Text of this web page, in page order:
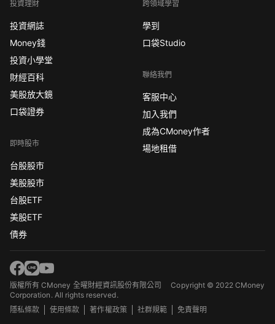
投資理財
投資網誌
Money錢
投資小學堂
財經百科
美股放大鏡
口袋證券
即時股市
台股股市
美股股市
台股ETF
美股ETF
債券
跨領域學習
學到
口袋Studio
聯絡我們
客服中心
加入我們
成為CMoney作者
場地租借
版權所有 CMoney 全曜財經資訊股份有限公司Copyright © 2022 CMoney
Corporation. All rights reserved.
隱私條款
使用條款 著作權政策 社群規範 免責聲明